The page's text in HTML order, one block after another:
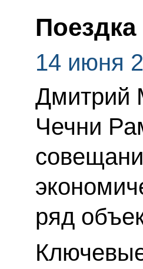
14 июня
Дмитрий
Чечни
ряд